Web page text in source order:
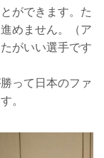
ができます。た
めません。（ア
がいい選手です
って日本のファ
。